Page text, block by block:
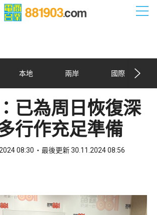
本地 兩岸 國際
已為周日恢復深
行作充足準備
08:30 最後更新 30.11.2024 08:56